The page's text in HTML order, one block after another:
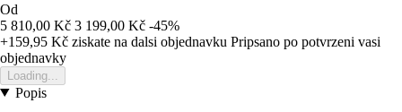
Od
5 810,00 Kč 3 199,00 Kč -45%
+159,95 Kč ziskate na dalsi objednavku Pripsano po potvrzeni vasi
objednavky
Loading...
Popis